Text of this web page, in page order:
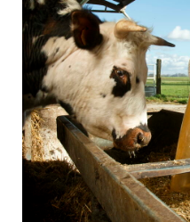
Religions
Santé
Social
Société
Tech / Média
Tourisme
Transports